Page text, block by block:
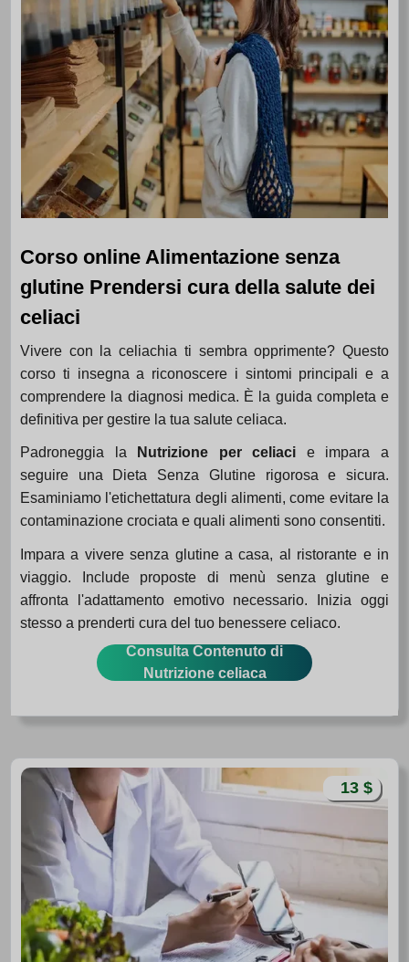
Corso online Alimentazione senza
glutine Prendersi cura della salute dei
celiaci
Vivere con la celiachia ti sembra opprimente? Questo
corso ti insegna a riconoscere i sintomi principali e a
comprendere la diagnosi medica. È la guida completa e
definitiva per gestire la tua salute celiaca.
Padroneggia la Nutrizione per celiaci e impara a
seguire una Dieta Senza Glutine rigorosa e sicura.
Esaminiamo l'etichettatura degli alimenti, come evitare la
contaminazione crociata e quali alimenti sono consentiti.
Impara a vivere senza glutine a casa, al ristorante e in
viaggio. Include proposte di menù senza glutine e
affronta l'adattamento emotivo necessario. Inizia oggi
stesso a prenderti cura del tuo benessere celiaco.
Consulta Contenuto di
Nutrizione celiaca
13 $